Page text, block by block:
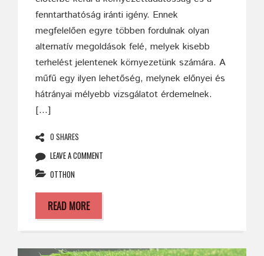
fenntarthatóság iránti igény. Ennek
megfelelően egyre többen fordulnak olyan
alternatív megoldások felé, melyek kisebb
terhelést jelentenek környezetünk számára. A
műfű egy ilyen lehetőség, melynek előnyei és
hátrányai mélyebb vizsgálatot érdemelnek.
[…]
0 SHARES
LEAVE A COMMENT
OTTHON
READ MORE